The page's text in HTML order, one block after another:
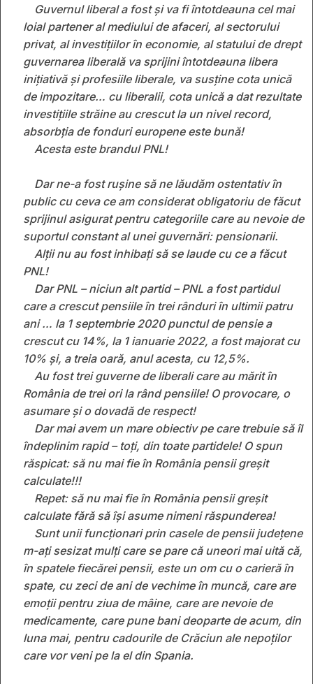
Guvernul liberal a fost și va fi întotdeauna cel mai
loial partener al mediului de afaceri, al sectorului
privat, al investițiilor în economie, al statului de drept
guvernarea liberală va sprijini întotdeauna libera
iniţiativă și profesiile liberale, va susține cota unică
de impozitare… cu liberalii, cota unică a dat rezultate
investițiile străine au crescut la un nivel record,
absorbția de fonduri europene este bună!
Acesta este brandul PNL!
Dar ne-a fost rușine să ne lăudăm ostentativ în
public cu ceva ce am considerat obligatoriu de făcut
sprijinul asigurat pentru categoriile care au nevoie de
suportul constant al unei guvernări: pensionarii.
Alții nu au fost inhibați să se laude cu ce a făcut
PNL!
Dar PNL – niciun alt partid – PNL a fost partidul
care a crescut pensiile în trei rânduri în ultimii patru
ani … la 1 septembrie 2020 punctul de pensie a
crescut cu 14%, la 1 ianuarie 2022, a fost majorat cu
10% și, a treia oară, anul acesta, cu 12,5%.
Au fost trei guverne de liberali care au mărit în
România de trei ori la rând pensiile! O provocare, o
asumare și o dovadă de respect!
Dar mai avem un mare obiectiv pe care trebuie să îl
îndeplinim rapid – toți, din toate partidele! O spun
răspicat: să nu mai fie în România pensii greșit
calculate!!!
Repet: să nu mai fie în România pensii greșit
calculate fără să își asume nimeni răspunderea!
Sunt unii funcționari prin casele de pensii județene
m-ați sesizat mulți care se pare că uneori mai uită că,
în spatele fiecărei pensii, este un om cu o carieră în
spate, cu zeci de ani de vechime în muncă, care are
emoții pentru ziua de mâine, care are nevoie de
medicamente, care pune bani deoparte de acum, din
luna mai, pentru cadourile de Crăciun ale nepoților
care vor veni pe la el din Spania.